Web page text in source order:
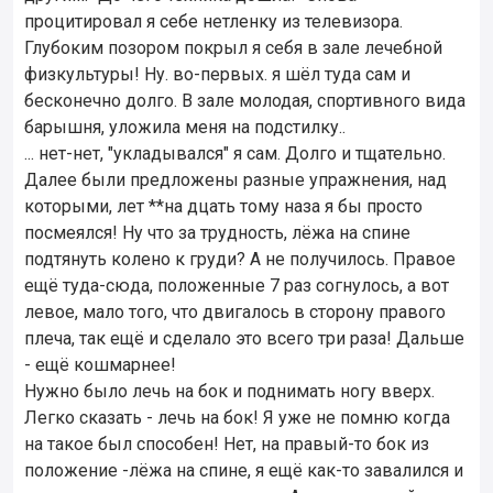
процитировал я себе нетленку из телевизора.
Глубоким позором покрыл я себя в зале лечебной
физкультуры! Ну. во-первых. я шёл туда сам и
бесконечно долго. В зале молодая, спортивного вида
барышня, уложила меня на подстилку..
... нет-нет, "укладывался" я сам. Долго и тщательно.
Далее были предложены разные упражнения, над
которыми, лет **на дцать тому наза я бы просто
посмеялся! Ну что за трудность, лёжа на спине
подтянуть колено к груди? А не получилось. Правое
ещё туда-сюда, положенные 7 раз согнулось, а вот
левое, мало того, что двигалось в сторону правого
плеча, так ещё и сделало это всего три раза! Дальше
- ещё кошмарнее!
Нужно было лечь на бок и поднимать ногу вверх.
Легко сказать - лечь на бок! Я уже не помню когда
на такое был способен! Нет, на правый-то бок из
положение -лёжа на спине, я ещё как-то завалился и